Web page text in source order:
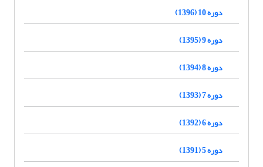
دوره 10 (1396)
دوره 9 (1395)
دوره 8 (1394)
دوره 7 (1393)
دوره 6 (1392)
دوره 5 (1391)